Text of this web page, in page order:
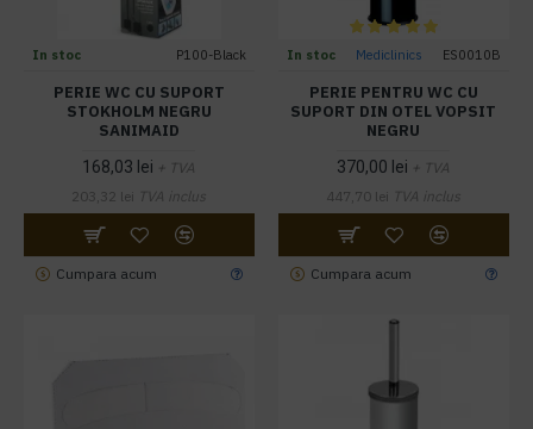
In stoc P100-Black
PERIE WC CU SUPORT
STOKHOLM NEGRU
SANIMAID
168,03 lei + TVA
203,32 lei TVA inclus
Cumpara acum
In stoc Mediclinics ES0010B
PERIE PENTRU WC CU
SUPORT DIN OTEL VOPSIT
NEGRU
370,00 lei + TVA
447,70 lei TVA inclus
Cumpara acum